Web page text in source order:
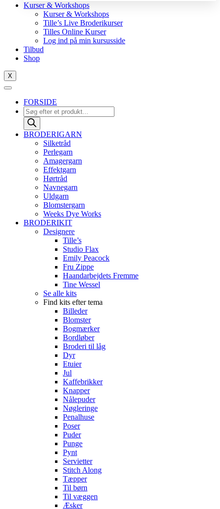
Kurser & Workshops
Kurser & Workshops
Tille’s Live Broderikurser
Tilles Online Kurser
Log ind på min kursusside
Tilbud
Shop
X
FORSIDE
Products
search
BRODERIGARN
Silketråd
Perlegarn
Amagergarn
Effektgarn
Hørtråd
Navnegarn
Uldgarn
Blomstergarn
Weeks Dye Works
BRODERIKIT
Designere
Tille’s
Studio Flax
Emily Peacock
Fru Zippe
Haandarbejdets Fremme
Tine Wessel
Se alle kits
Find kits efter tema
Billeder
Blomster
Bogmærker
Bordløber
Broderi til låg
Dyr
Etuier
Jul
Kaffebrikker
Knapper
Nålepuder
Nøgleringe
Penalhuse
Poser
Puder
Punge
Pynt
Servietter
Stitch Along
Tæpper
Til børn
Til væggen
Æsker